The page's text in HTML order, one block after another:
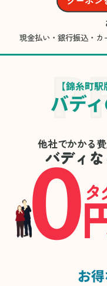
現金払い・銀行振込・カ
【錦糸町
バデ
他社でかかる
バディな
0タ
お